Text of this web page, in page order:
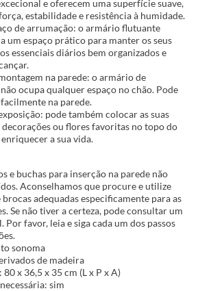
e oferecem uma superfície suave,
estabilidade e resistência à humidade.
de arrumação: o armário flutuante
um espaço prático para manter os seus
essenciais diários bem organizados e
na parede: o armário de
ocupa qualquer espaço no chão. Pode
na parede.
pode também colocar as suas
ou flores favoritas no topo do
a sua vida.
e buchas para inserção na parede não
Aconselhamos que procure e utilize
brocas adequadas especificamente para as
Se não tiver a certeza, pode consultar um
Por favor, leia e siga cada um dos passos
sonoma
de madeira
80 x 36,5 x 35 cm (L x P x A)
sim